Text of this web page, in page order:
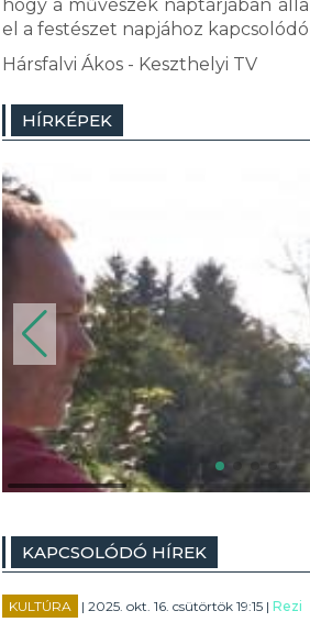
hogy a művészek naptárjában
el a festészet napjához
Hársfalvi Ákos - Keszthelyi TV
HÍRKÉPEK
KAPCSOLÓDÓ HÍREK
KULTÚRA | 2025. okt. 16. csütörtök 19:15 |Rezi